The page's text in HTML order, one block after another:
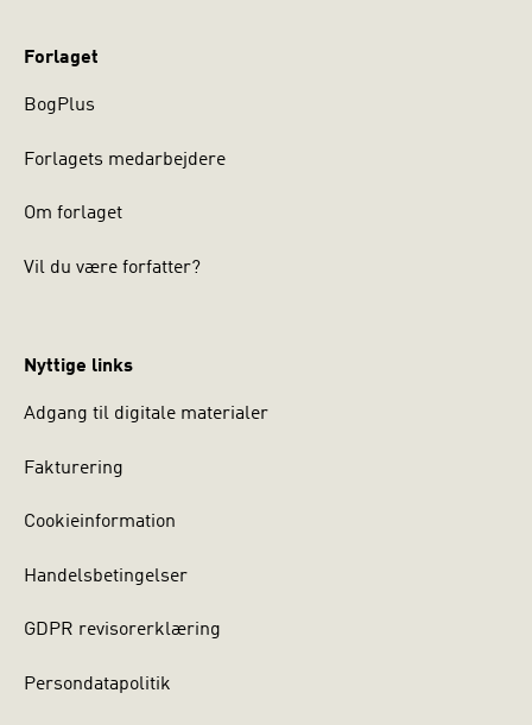
arbejdsspørgsmål, kommentarer samt et efterord
Forlaget
BogPlus
Forlagets medarbejdere
Om forlaget
Vil du være forfatter?
Nyttige links
Adgang til digitale materialer
Fakturering
Cookieinformation
Handelsbetingelser
GDPR revisorerklæring
Persondatapolitik